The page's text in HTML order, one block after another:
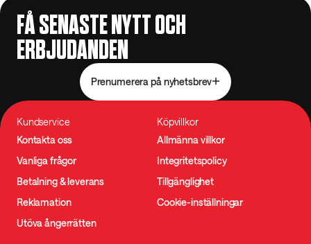
FÅ SENASTE NYTT OCH
ERBJUDANDEN
Prenumerera på nyhetsbrev
Kundservice
Kontakta oss
Vanliga frågor
Betalning & leverans
Reklamation
Utöva ångerrätten
Köpvillkor
Allmänna villkor
Integritetspolicy
Tillgänglighet
Cookie-inställningar